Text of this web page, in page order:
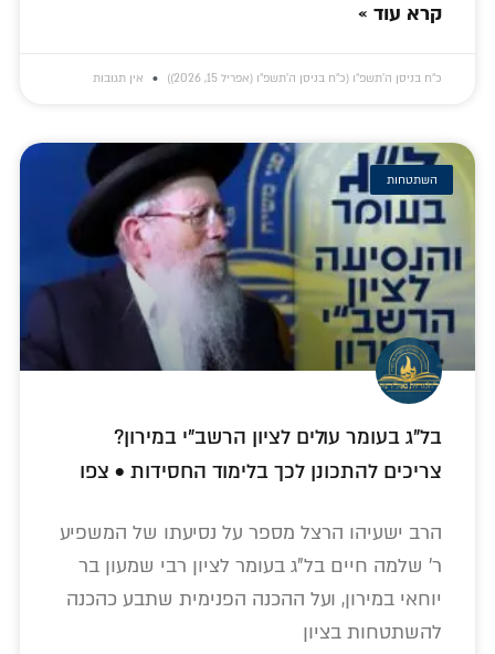
קרא עוד »
כ״ח בניסן ה׳תשפ״ו (כ״ח בניסן ה׳תשפ״ו (אפריל 15, 2026)) אין תגובות
השתטחות
בל"ג בעומר עולים לציון הרשב"י במירון?
צריכים להתכונן לכך בלימוד החסידות • צפו
הרב ישעיהו הרצל מספר על נסיעתו של המשפיע
ר' שלמה חיים בל"ג בעומר לציון רבי שמעון בר
יוחאי במירון, ועל ההכנה הפנימית שתבע כהכנה
להשתטחות בציון